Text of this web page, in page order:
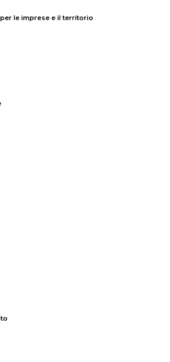
per le imprese e il territorio